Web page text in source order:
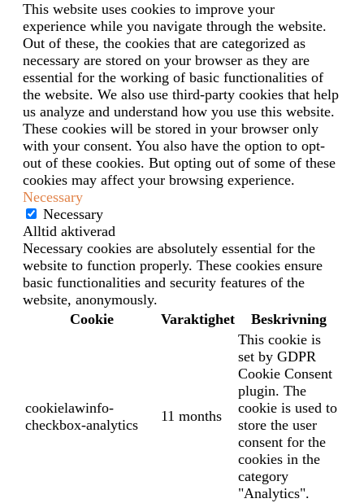
This website uses cookies to improve your
experience while you navigate through the website.
Out of these, the cookies that are categorized as
necessary are stored on your browser as they are
essential for the working of basic functionalities of
the website. We also use third-party cookies that help
us analyze and understand how you use this website.
These cookies will be stored in your browser only
with your consent. You also have the option to opt-
out of these cookies. But opting out of some of these
cookies may affect your browsing experience.
Necessary
Necessary
Alltid aktiverad
Necessary cookies are absolutely essential for the
website to function properly. These cookies ensure
basic functionalities and security features of the
website, anonymously.
Cookie
Varaktighet Beskrivning
cookielawinfo-
checkbox-analytics
11 months
This cookie is
set by GDPR
Cookie Consent
plugin. The
cookie is used to
store the user
consent for the
cookies in the
category
"Analytics".